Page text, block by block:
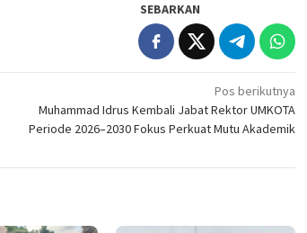
SEBARKAN
Pos berikutnya
Muhammad Idrus Kembali Jabat Rektor UMKOTA
Periode 2026–2030 Fokus Perkuat Mutu Akademik